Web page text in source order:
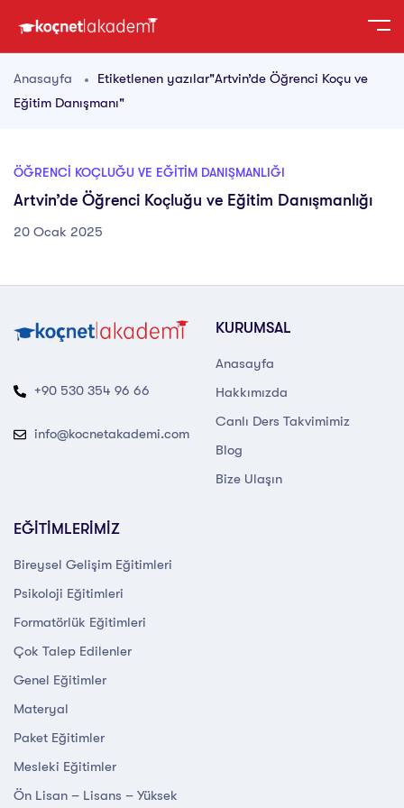
Anasayfa
Etiketlenen yazılar"Artvin’de Öğrenci Koçu ve
Eğitim Danışmanı"
ÖĞRENCI KOÇLUĞU VE EĞITIM DANIŞMANLIĞI
Artvin’de Öğrenci Koçluğu ve Eğitim Danışmanlığı
20 Ocak 2025
+90 530 354 96 66
info@kocnetakademi.com
KURUMSAL
Anasayfa
Hakkımızda
Canlı Ders Takvimimiz
Blog
Bize Ulaşın
EĞİTİMLERİMİZ
Bireysel Gelişim Eğitimleri
Psikoloji Eğitimleri
Formatörlük Eğitimleri
Çok Talep Edilenler
Genel Eğitimler
Materyal
Paket Eğitimler
Mesleki Eğitimler
Ön Lisan – Lisans – Yüksek